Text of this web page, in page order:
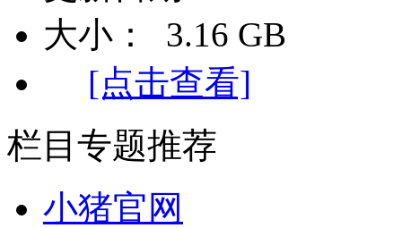
大小： 3.16 GB
[点击查看]
栏目专题推荐
小猪官网